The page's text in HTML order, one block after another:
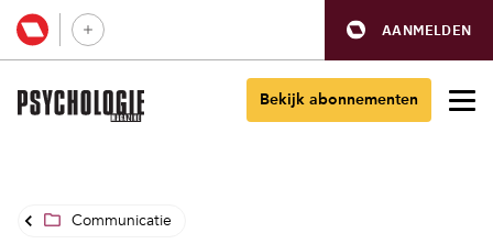
AANMELDEN
Bekijk abonnementen
Communicatie